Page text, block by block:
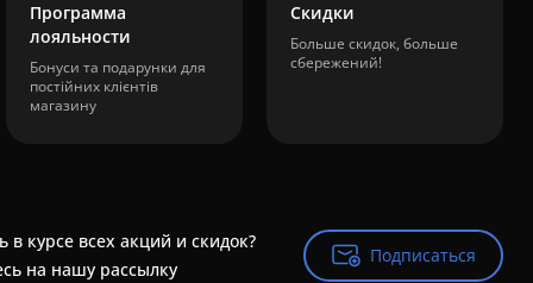
Программа
лояльности
Бонуси та подарунки для
постійних клієнтів
магазину
Скидки
Больше скидок, больше
сбережений!
в курсе всех акций и скидок?
на нашу рассылку
Подписаться
Подписаться